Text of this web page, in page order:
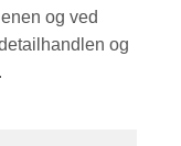
og ved
og